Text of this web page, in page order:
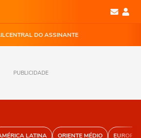
CENTRAL DO ASSINANTE
PUBLICIDADE
LATINA ORIENTE MÉDIO EUROPA